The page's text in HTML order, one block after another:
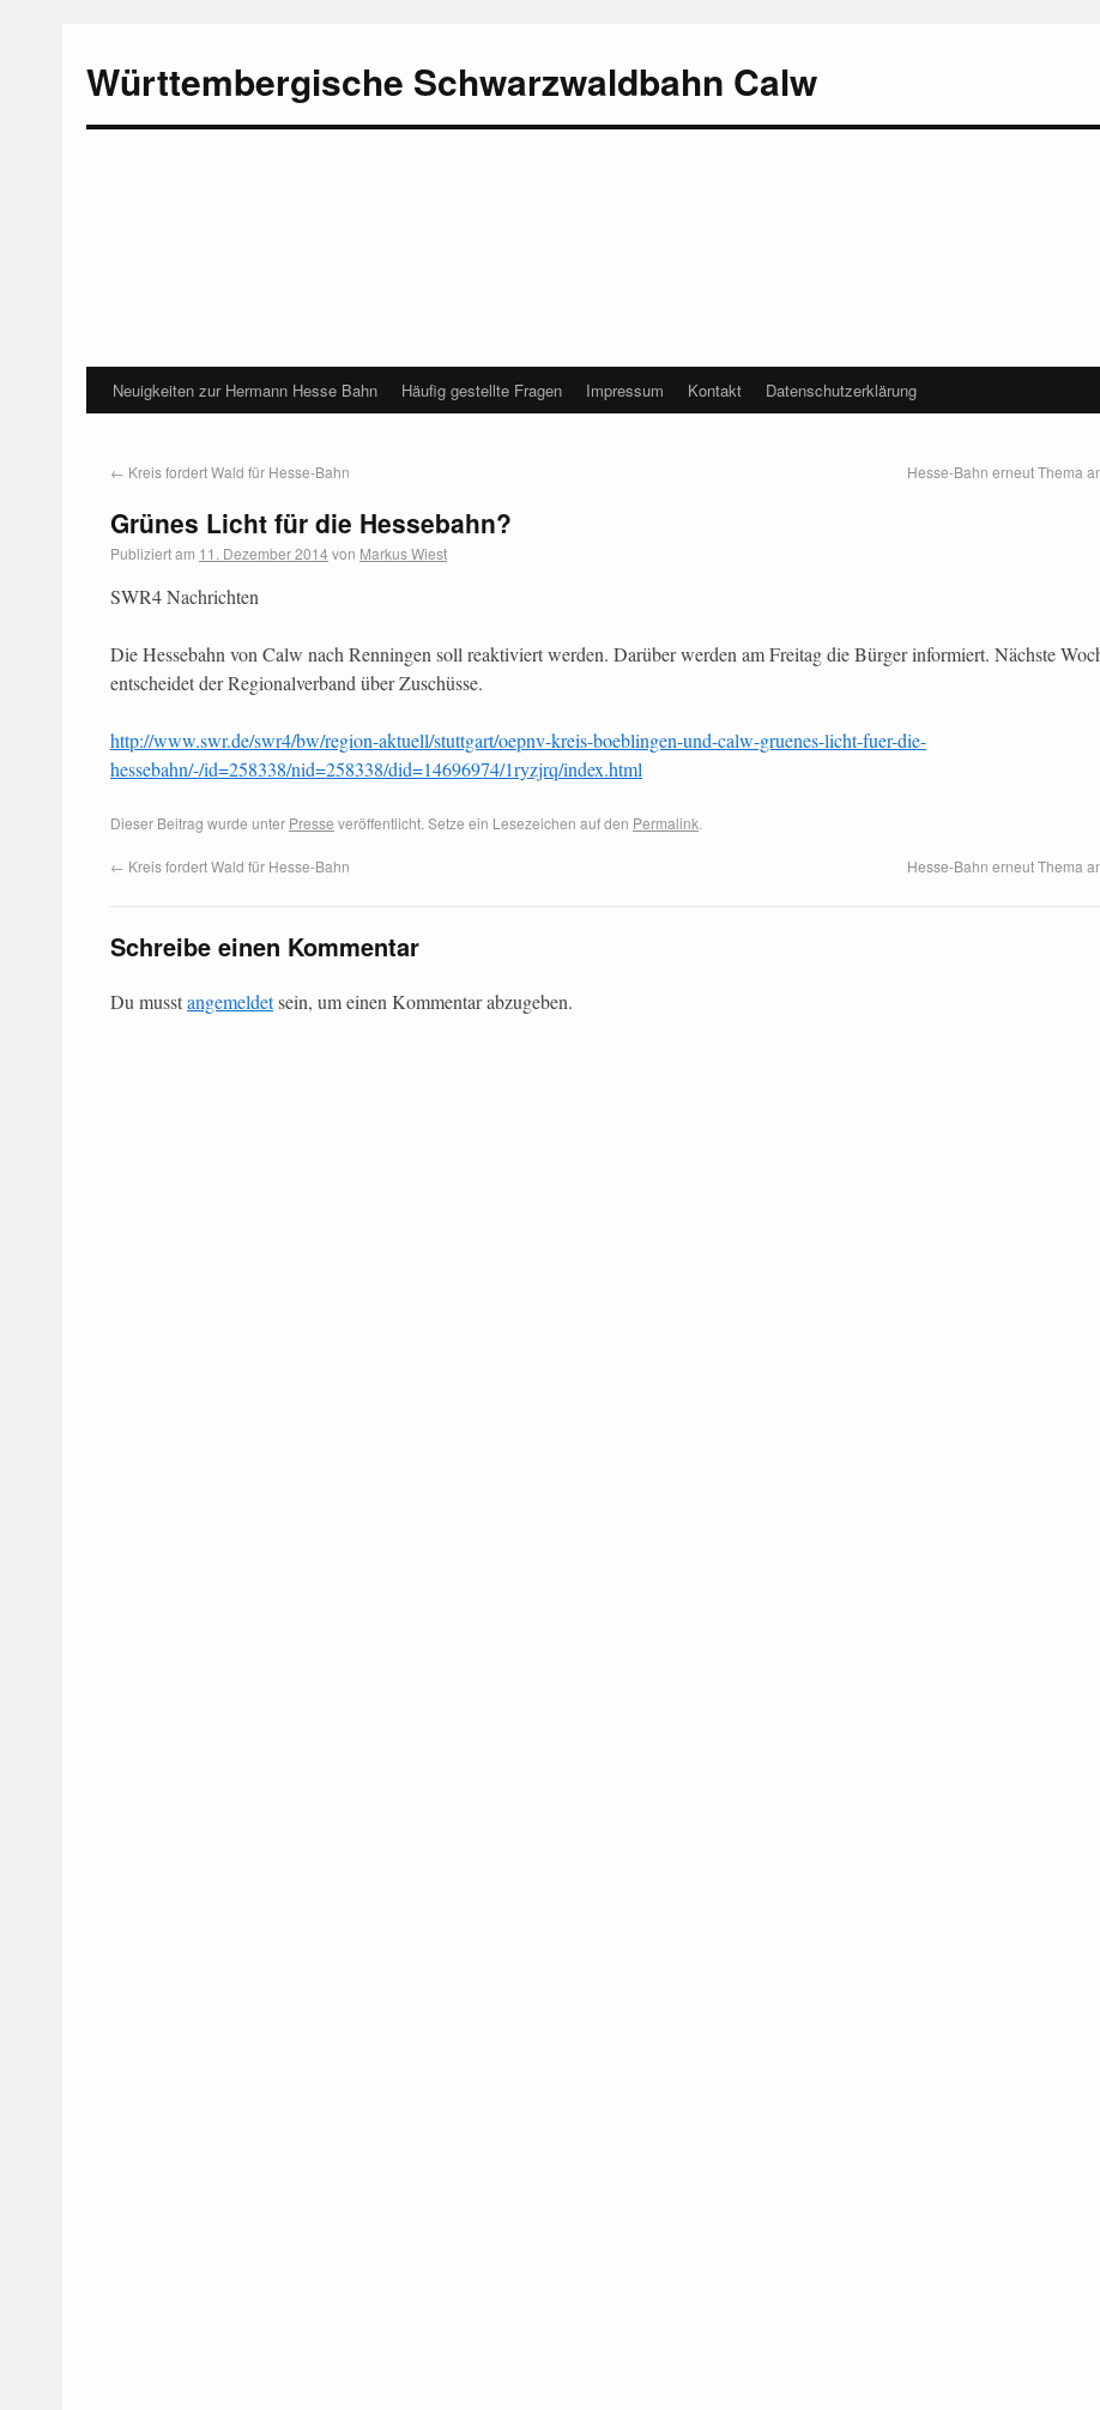
Württembergische Schwarzwaldbahn Calw
Neuigkeiten zur Hermann Hesse Bahn Häufig gestellte Fragen Impressum Kontakt Datenschutzerklärung
← Kreis fordert Wald für Hesse-Bahn Hesse-Bahn erneut Thema
Grünes Licht für die Hessebahn?
Publiziert am 11. Dezember 2014von Markus Wiest
SWR4 Nachrichten
Die Hessebahn von Calw nach Renningen soll reaktiviert werden. Darüber werden am Freitag die Bürger informiert. Nächste
entscheidet der Regionalverband über Zuschüsse.
http://www.swr.de/swr4/bw/region-aktuell/stuttgart/oepnv-kreis-boeblingen-und-calw-gruenes-licht-fuer-die-
hessebahn/-/id=258338/nid=258338/did=14696974/1ryzjrq/index.html
Dieser Beitrag wurde unter Presse veröffentlicht. Setze ein Lesezeichen auf den Permalink.
← Kreis fordert Wald für Hesse-Bahn Hesse-Bahn erneut Thema
Schreibe einen Kommentar
Du musstangemeldetsein, um einen Kommentar abzugeben.